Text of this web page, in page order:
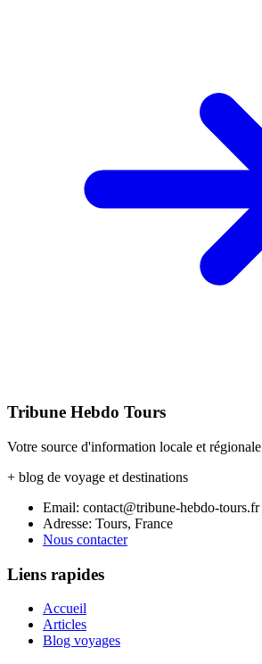
Tribune Hebdo Tours
Votre source d'information locale et régionale
+ blog de voyage et destinations
Email: contact@tribune-hebdo-tours.fr
Adresse: Tours, France
Nous contacter
Liens rapides
Accueil
Articles
Blog voyages